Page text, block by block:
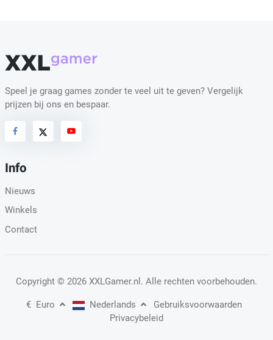
Speel je graag games zonder te veel uit te geven? Vergelijk
prijzen bij ons en bespaar.
Info
Nieuws
Winkels
Contact
Copyright © 2026 XXLGamer.nl . Alle rechten voorbehouden.
€ Euro Nederlands
Gebruiksvoorwaarden
Privacybeleid